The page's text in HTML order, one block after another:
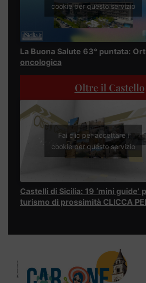
cookie per questo servizio
La Buona Salute 63° puntata:
oncologica
Oltre il Castello
Fai clic per accettare i
cookie per questo servizio
Castelli di Sicilia: 19 ‘mini guide’
turismo di prossimità CLICCA